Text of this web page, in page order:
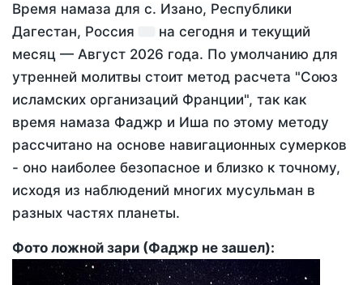
Время намаза для с. Изано, Республики
Дагестан, Россия
на сегодня и текущий
месяц — Август 2026 года. По умолчанию для
утренней молитвы стоит метод расчета "Союз
исламских организаций Франции", так как
время намаза Фаджр и Иша по этому методу
рассчитано на основе навигационных сумерков
- оно наиболее безопасное и близко к точному,
исходя из наблюдений многих мусульман в
разных частях планеты.
Фото ложной зари (Фаджр не зашел):